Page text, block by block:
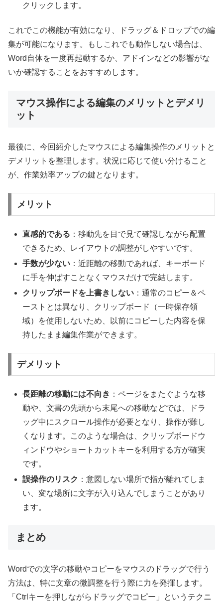
クリックします。
これでこの機能が有効になり、ドラッグ＆ドロップでの編
集が可能になります。もしこれでも動作しない場合は、
Word自体を一度再起動するか、アドインなどの影響がな
いか確認することをおすすめします。
マウス操作による編集のメリットとデメリ
ット
最後に、今回紹介したマウスによる編集操作のメリットと
デメリットを整理します。状況に応じて使い分けること
が、作業効率アップの鍵となります。
メリット
直感的である ：移動先を目で見て確認しながら配置
できるため、レイアウトの調整がしやすいです。
手数が少ない ：近距離の移動であれば、キーボード
に手を伸ばすことなくマウスだけで完結します。
クリップボードを上書きしない ：通常のコピー＆ペ
ーストとは異なり、クリップボード（一時保存領
域）を使用しないため、以前にコピーした内容を保
持したまま編集作業ができます。
デメリット
長距離の移動には不向き ：ページをまたぐような移
動や、文書の先頭から末尾への移動などでは、ドラ
ッグ中にスクロール操作が必要となり、操作が難し
くなります。このような場合は、クリップボードウ
ィンドウやショートカットキーを利用する方が確実
です。
誤操作のリスク ：意図しない場所で指が離れてしま
い、変な場所に文字が入り込んでしまうことがあり
ます。
まとめ
Wordでの文字の移動やコピーをマウスのドラッグで行う
方法は、特に文章の微調整を行う際に力を発揮します。
「Ctrlキーを押しながらドラッグでコピー」というテクニ